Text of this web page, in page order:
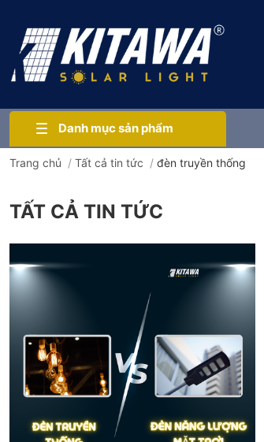
Danh mục sản phẩm
Trang chủ / Tất cả tin tức / đèn truyền thống
TẤT CẢ TIN TỨC